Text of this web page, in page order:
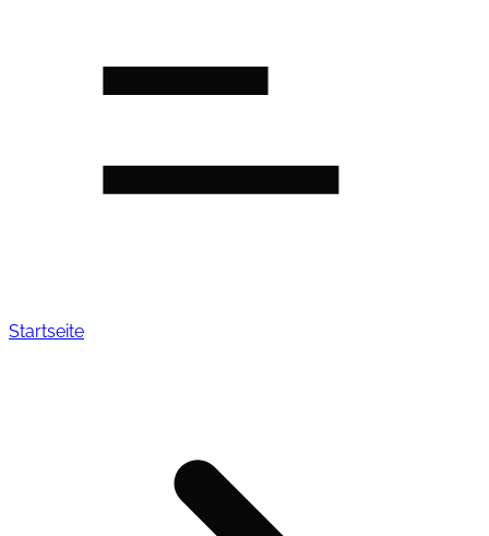
Startseite